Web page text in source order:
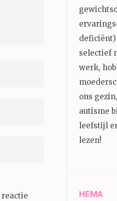
selectief
werk,
ons
autisme
leefstijl
lezen!
HEMA